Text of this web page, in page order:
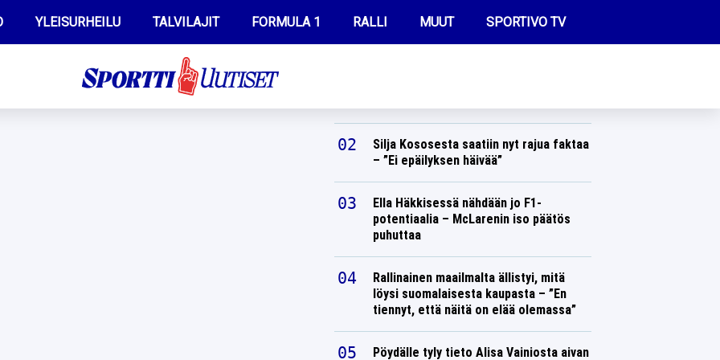
YLEISURHEILU TALVILAJIT FORMULA 1 RALLI MUUT
OLYMPIALAISET
SPORTIVO TV
Silja Kososesta saatiin nyt rajua faktaa
– ”Ei epäilyksen häivää”
Ella Häkkisessä nähdään jo F1-
potentiaalia – McLarenin iso päätös
puhuttaa
Rallinainen maailmalta ällistyi, mitä
löysi suomalaisesta kaupasta – ”En
tiennyt, että näitä on elää olemassa”
Pöydälle tyly tieto Alisa Vainiosta aivan